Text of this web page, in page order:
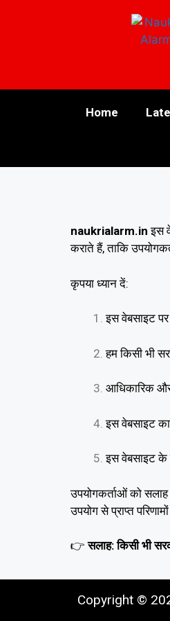
Home
naukrialarm.in इस
कराते हैं, ताकि
कृपया ध्यान दें:
इस वेबसाइट
हम किसी भी
आधिकारिक
इस वेबसाइट
इस वेबसाइट के
उपयोगकर्ताओं को
उपयोग से प्राप्त
👉सलाह: किसी भी
Copyright ©